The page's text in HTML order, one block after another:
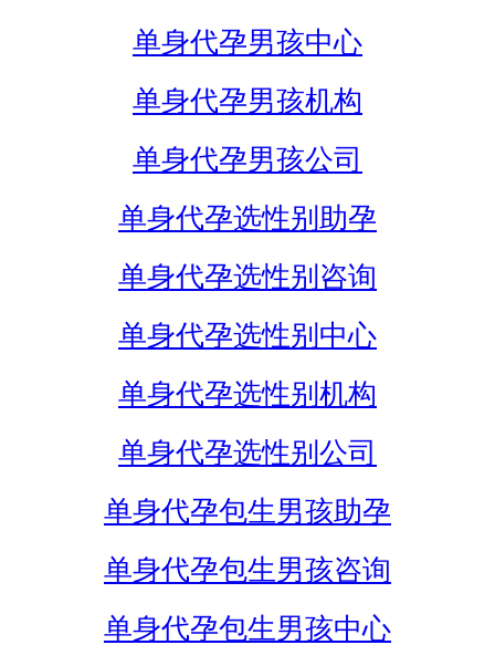
单身代孕男孩中心
单身代孕男孩机构
单身代孕男孩公司
单身代孕选性别助孕
单身代孕选性别咨询
单身代孕选性别中心
单身代孕选性别机构
单身代孕选性别公司
单身代孕包生男孩助孕
单身代孕包生男孩咨询
单身代孕包生男孩中心